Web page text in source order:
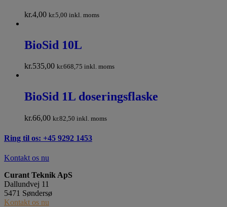
kr.4,00 kr.5,00 inkl. moms
BioSid 10L
kr.535,00 kr.668,75 inkl. moms
BioSid 1L doseringsflaske
kr.66,00 kr.82,50 inkl. moms
Ring til os: +45 9292 1453
Kontakt os nu
Curant Teknik ApS
Dallundvej 11
5471 Søndersø
Kontakt os nu